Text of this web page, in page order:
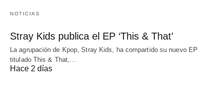
NOTICIAS
Stray Kids publica el EP ‘This & That’
La agrupación de Kpop, Stray Kids, ha compartido su nuevo EP
titulado This & That,…
Hace 2 días